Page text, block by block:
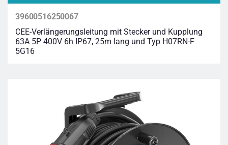
39600516250067
CEE-Verlängerungsleitung mit Stecker und Kupplung
63A 5P 400V 6h IP67, 25m lang und Typ H07RN-F
5G16